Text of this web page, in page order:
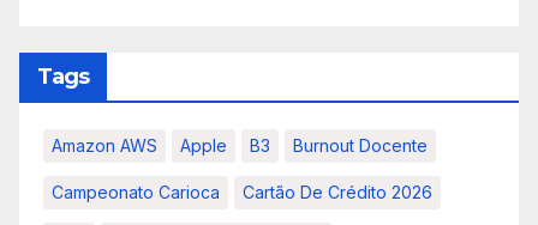
Tags
Amazon AWS Apple B3 Burnout Docente
Campeonato Carioca Cartão De Crédito 2026